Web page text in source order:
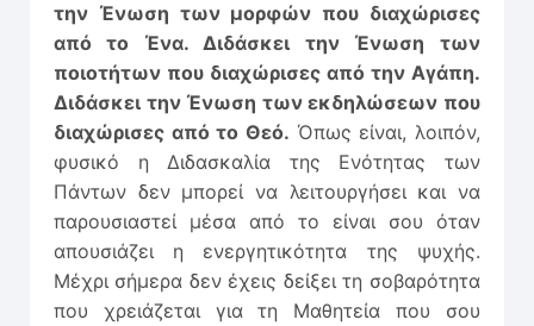
την Ένωση των μορφών που διαχώρισες
από το Ένα. Διδάσκει την Ένωση των
ποιοτή­των που διαχώρισες από την Αγάπη.
Διδάσκει την Ένωση των εκδηλώ­σεων που
διαχώρισες από το Θεό. Όπως είναι, λοιπόν,
φυσικό η Διδασκαλία της Ενότητας των
Πάντων δεν μπορεί να λειτουργήσει και να
παρουσιαστεί μέσα από το είναι σου όταν
απουσιάζει η ενεργητι­κότητα της ψυχής.
Μέχρι σήμερα δεν έχεις δείξει τη σοβαρότητα
που χρειάζεται για τη Μαθητεία που σου